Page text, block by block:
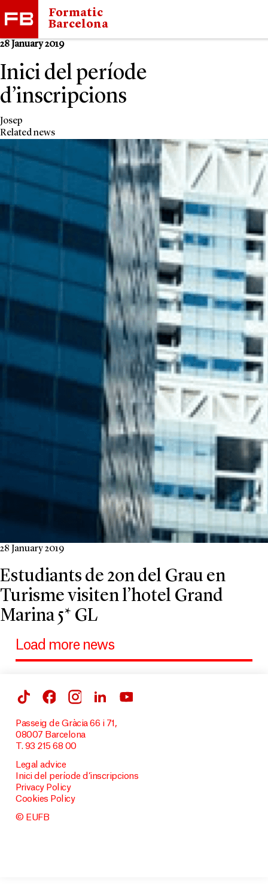
Formatic
Barcelona
28 January 2019
Inici del període
d’inscripcions
Josep
Related news
28 January 2019
Estudiants de 2on del Grau en
Turisme visiten l’hotel Grand
Marina 5* GL
Load more news
Passeig de Gràcia 66 i 71,
08007 Barcelona
T. 93 215 68 00
Legal advice
Inici del període d’inscripcions
Privacy Policy
Cookies Policy
© EUFB